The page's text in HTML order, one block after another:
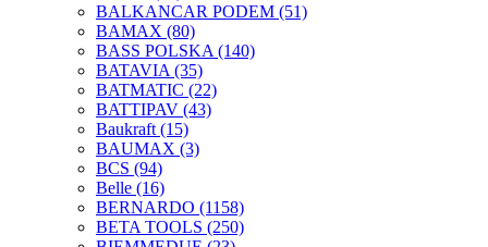
BALKANCAR PODEM (51)
BAMAX (80)
BASS POLSKA (140)
BATAVIA (35)
BATMATIC (22)
BATTIPAV (43)
Baukraft (15)
BAUMAX (3)
BCS (94)
Belle (16)
BERNARDO (1158)
BETA TOOLS (250)